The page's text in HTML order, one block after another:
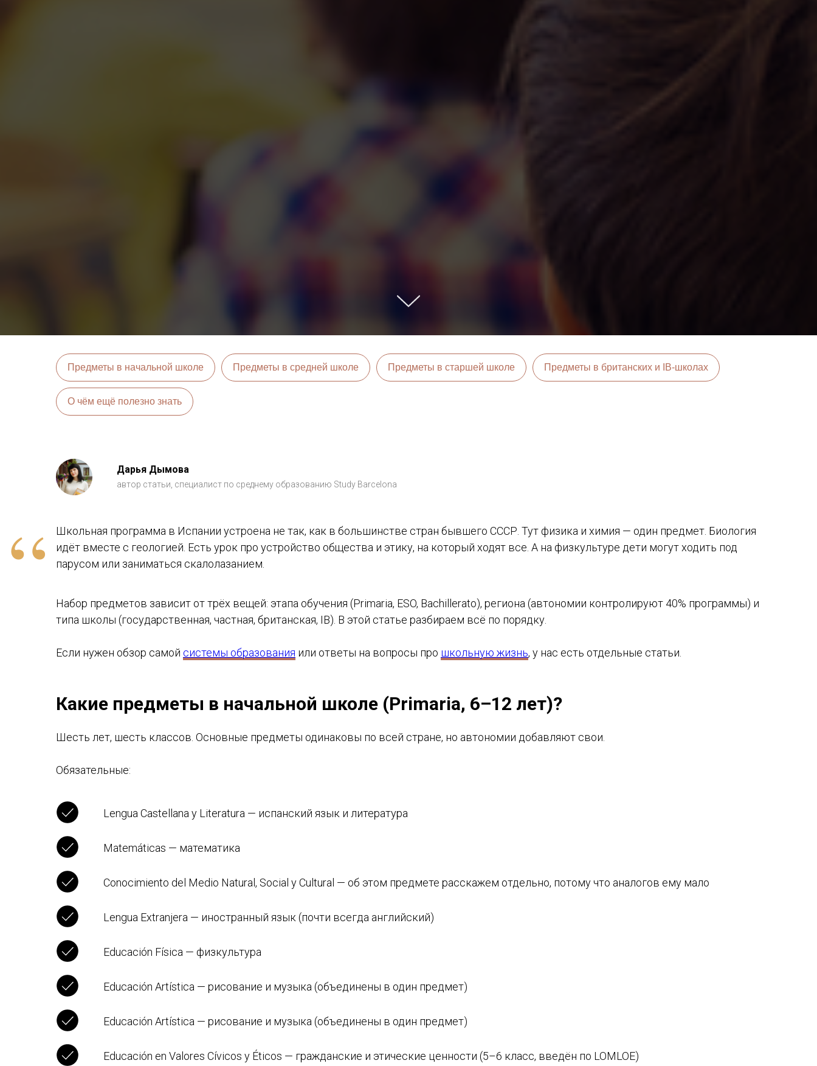
Предметы в начальной школе Предметы в средней школе Предметы в старшей школе Предметы в британских и IB-школах
О чём ещё полезно знать
Дарья Дымова
автор статьи, специалист по среднему образованию Study Barcelona
“
Школьная программа в Испании устроена не так, как в большинстве стран бывшего СССР. Тут физика и химия — один предмет. Биология
идёт вместе с геологией. Есть урок про устройство общества и этику, на который ходят все. А на физкультуре дети могут ходить под
парусом или заниматься скалолазанием.
Набор предметов зависит от трёх вещей: этапа обучения (Primaria, ESO, Bachillerato), региона (автономии контролируют 40% программы) и
типа школы (государственная, частная, британская, IB). В этой статье разбираем всё по порядку.
Если нужен обзор самой системы образования или ответы на вопросы про школьную жизнь, у нас есть отдельные статьи.
Какие предметы в начальной школе (Primaria, 6–12 лет)?
Шесть лет, шесть классов. Основные предметы одинаковы по всей стране, но автономии добавляют свои.
Обязательные:
Lengua Castellana y Literatura — испанский язык и литература
Matemáticas — математика
Conocimiento del Medio Natural, Social y Cultural — об этом предмете расскажем отдельно, потому что аналогов ему мало
Lengua Extranjera — иностранный язык (почти всегда английский)
Educación Física — физкультура
Educación Artística — рисование и музыка (объединены в один предмет)
Educación Artística — рисование и музыка (объединены в один предмет)
Educación en Valores Cívicos y Éticos — гражданские и этические ценности (5–6 класс, введён по LOMLOE)